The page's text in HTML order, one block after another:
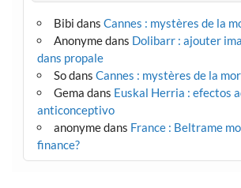
Bibi dans Cannes : mystères de la
Anonymedans Dolibarr : ajouter
dans propale
Sodans Cannes : mystères de la
Gema dans Euskal Herria : efectos
anticonceptivo
anonymedans France : Beltrame
finance?